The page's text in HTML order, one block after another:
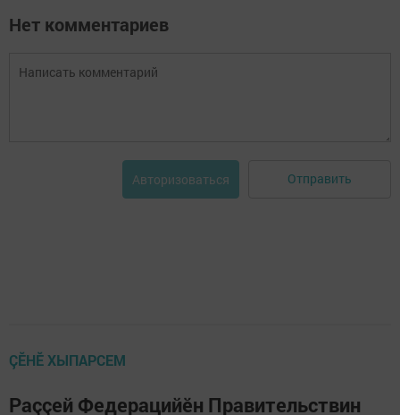
Нет комментариев
Авторизоваться Отправить
ÇӖНӖ ХЫПАРСЕМ
Раççей Федерацийӗн Правительствин